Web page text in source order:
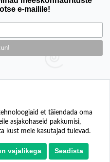
e-mailile!
üritus
seaded
et täiendada oma
asjakohaseid pakkumisi,
kust meie kasutajad tulevad.
vajalikega Seadista